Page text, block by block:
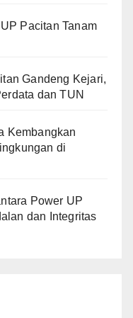
Pacitan Tanam
Gandeng Kejari,
dan TUN
Kembangkan
di
Power UP
dan Integritas